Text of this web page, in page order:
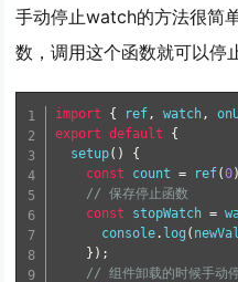
手动停止watch的方法很简
数，调用这个函数就可以停
import { ref, watch,
export
default
{
setup( )
{
const
count = ref(0)
// 保存停止函数
const
stopWatch =
      console
. log ( newVal
} ) ;
// 组件卸载的时候手动